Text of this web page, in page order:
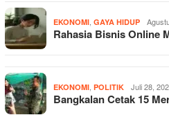
EKONOMI GAYA HIDUP
Rahasia Bisnis Online
EKONOMI POLITIK Juli 28,
Bangkalan Cetak 15